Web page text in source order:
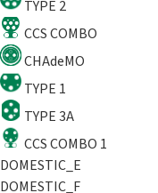
TYPE 2
CCS COMBO
CHAdeMO
TYPE 1
TYPE 3A
CCS COMBO 1
DOMESTIC_E
DOMESTIC_F